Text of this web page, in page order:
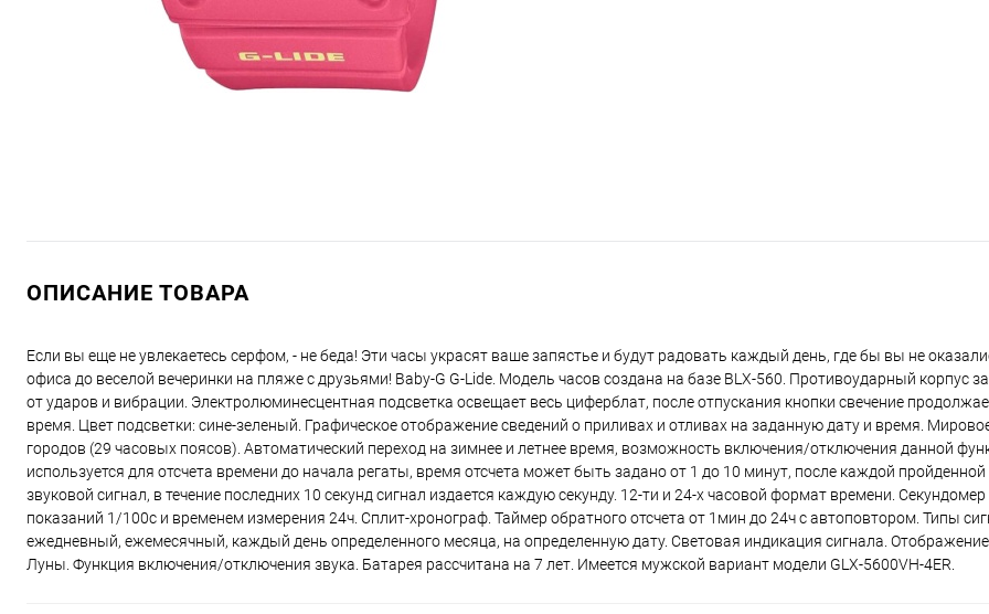
ОПИСАНИЕ ТОВАРА
Если вы еще не увлекаетесь серфом, - не беда! Эти часы украсят ваше запястье и будут радовать каждый день, где бы вы не
офиса до веселой вечеринки на пляже с друзьями! Baby-G G-Lide. Модель часов создана на базе BLX-560. Противоударный корпус
от ударов и вибрации. Электролюминесцентная подсветка освещает весь циферблат, после отпускания кнопки свечение
время. Цвет подсветки: сине-зеленый. Графическое отображение сведений о приливах и отливах на заданную дату и время.
городов (29 часовых поясов). Автоматический переход на зимнее и летнее время, возможность включения/отключения данной
используется для отсчета времени до начала регаты, время отсчета может быть задано от 1 до 10 минут, после каждой
звуковой сигнал, в течение последних 10 секунд сигнал издается каждую секунду. 12-ти и 24-х часовой формат времени.
показаний 1/100с и временем измерения 24ч. Сплит-хронограф. Таймер обратного отсчета от 1мин до 24ч с автоповтором. Типы
ежедневный, ежемесячный, каждый день определенного месяца, на определенную дату. Световая индикация сигнала.
Луны. Функция включения/отключения звука. Батарея рассчитана на 7 лет. Имеется мужской вариант модели GLX-5600VH-4ER.